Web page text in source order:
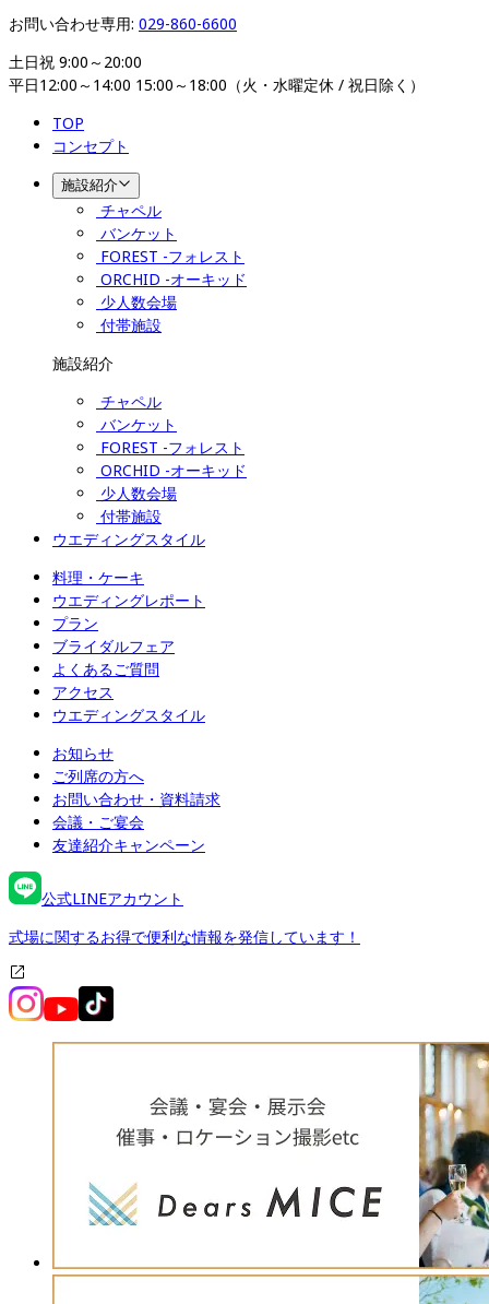
お問い合わせ専用: 029-860-6600
土日祝 9:00～20:00
平日12:00～14:00 15:00～18:00（火・水曜定休 / 祝日除く）
TOP
コンセプト
施設紹介
チャペル
バンケット
FOREST -フォレスト
ORCHID -オーキッド
少人数会場
付帯施設
施設紹介
チャペル
バンケット
FOREST -フォレスト
ORCHID -オーキッド
少人数会場
付帯施設
ウエディングスタイル
料理・ケーキ
ウエディングレポート
プラン
ブライダルフェア
よくあるご質問
アクセス
ウエディングスタイル
お知らせ
ご列席の方へ
お問い合わせ・資料請求
会議・ご宴会
友達紹介キャンペーン
公式LINEアカウント
式場に関するお得で便利な情報を発信しています！